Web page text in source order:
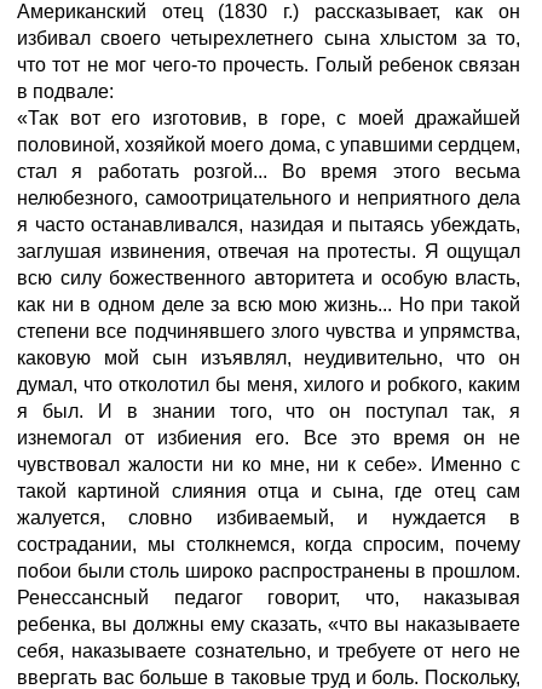
Американский отец (1830 г.) рассказывает, как он
избивал своего четырехлетнего сына хлыстом за то,
что тот не мог чего-то прочесть. Голый ребенок связан
в подвале:
«Так вот его изготовив, в горе, с моей дражайшей
половиной, хозяйкой моего дома, с упавшими сердцем,
стал я работать розгой... Во время этого весьма
нелюбезного, самоотрицательного и неприятного дела
я часто останавливался, назидая и пытаясь убеждать,
заглушая извинения, отвечая на протесты. Я ощущал
всю силу божественного авторитета и особую власть,
как ни в одном деле за всю мою жизнь... Но при такой
степени все подчинявшего злого чувства и упрямства,
каковую мой сын изъявлял, неудивительно, что он
думал, что отколотил бы меня, хилого и робкого, каким
я был. И в знании того, что он поступал так, я
изнемогал от избиения его. Все это время он не
чувствовал жалости ни ко мне, ни к себе». Именно с
такой картиной слияния отца и сына, где отец сам
жалуется, словно избиваемый, и нуждается в
сострадании, мы столкнемся, когда спросим, почему
побои были столь широко распространены в прошлом.
Ренессансный педагог говорит, что, наказывая
ребенка, вы должны ему сказать, «что вы наказываете
себя, наказываете сознательно, и требуете от него не
ввергать вас больше в таковые труд и боль. Поскольку,